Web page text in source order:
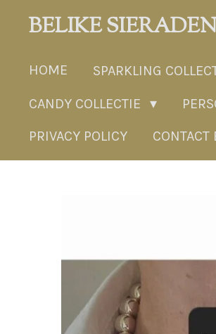
directBELIKE SIERADEN
HOME SPARKLING
CANDY COLLECTIE
PRIVACY POLICY CONTACT